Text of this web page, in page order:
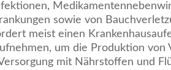
sowie von
meist einen
um die Produktion von
mit Nährstoffen und